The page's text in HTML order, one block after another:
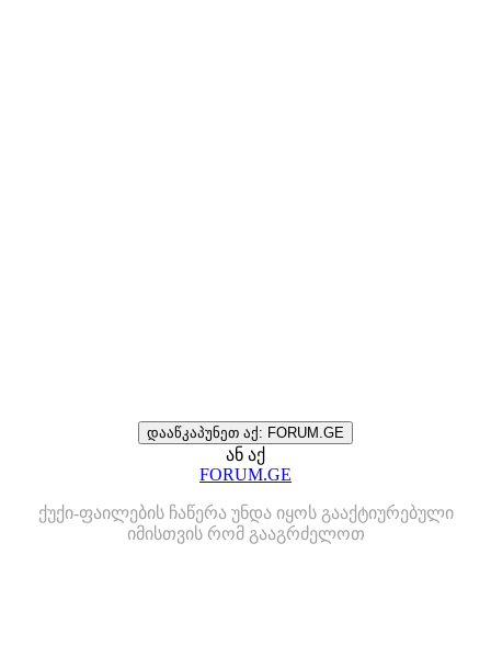
დააწკაპუნეთ აქ: FORUM.GE
ან აქ
FORUM.GE
ქუქი-ფაილების ჩაწერა უნდა იყოს გააქტიურებული
იმისთვის რომ გააგრძელოთ